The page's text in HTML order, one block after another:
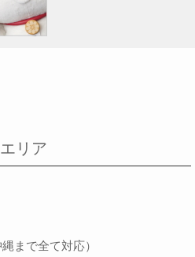
リア
まで全て対応）